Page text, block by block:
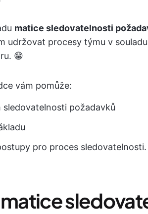
matice sledovatelnosti
udržovat procesy týmu v
😁
vám pomůže:
požadavků
pro proces sledovatelnosti.
matice